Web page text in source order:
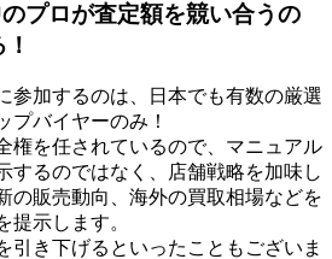
プロが査定額を競い合うの
参加するのは、日本でも有数の厳選
プバイヤーのみ！
権を任されているので、マニュアル
するのではなく、店舗戦略を加味し
の販売動向、海外の買取相場などを
提示します。
引き下げるといったこともございま